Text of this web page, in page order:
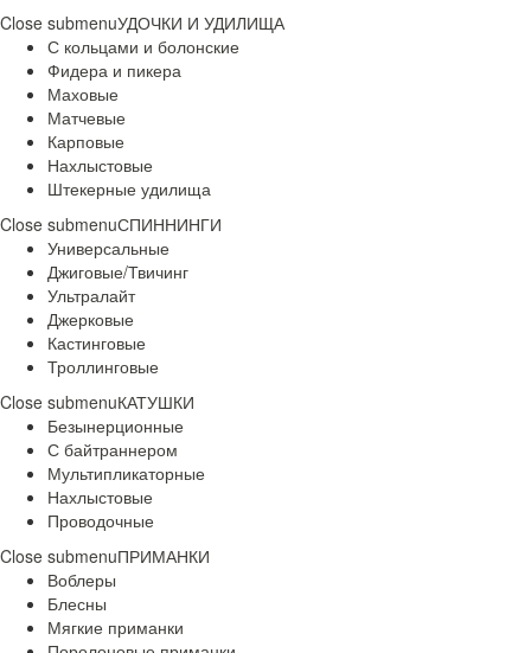
Close submenuУДОЧКИ И УДИЛИЩА
С кольцами и болонские
Фидера и пикера
Маховые
Матчевые
Карповые
Нахлыстовые
Штекерные удилища
Close submenuСПИННИНГИ
Универсальные
Джиговые/Твичинг
Ультралайт
Джерковые
Кастинговые
Троллинговые
Close submenuКАТУШКИ
Безынерционные
С байтраннером
Мультипликаторные
Нахлыстовые
Проводочные
Close submenuПРИМАНКИ
Воблеры
Блесны
Мягкие приманки